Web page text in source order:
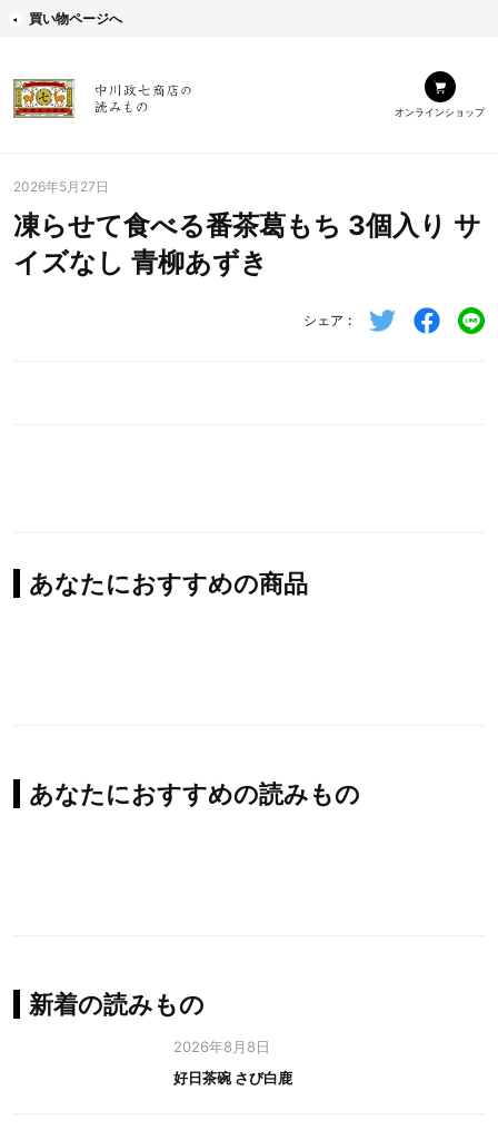
買い物ページへ
オンラインショップ
2026年5月27日
凍らせて食べる番茶葛もち 3個入り サ
イズなし 青柳あずき
シェア
あなたにおすすめの商品
あなたにおすすめの読みもの
新着の読みもの
2026年8月8日
好日茶碗 さび白鹿